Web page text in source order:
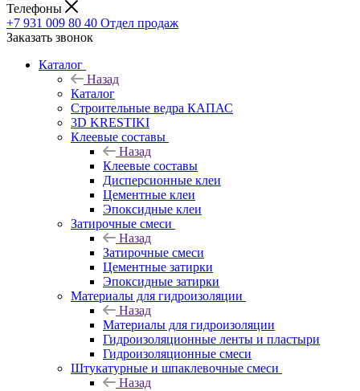
Телефоны
+7 931 009 80 40 Отдел продаж
Заказать звонок
Каталог
Назад
Каталог
Строительные ведра КАПАС
3D KRESTIKI
Клеевые составы
Назад
Клеевые составы
Дисперсионные клеи
Цементные клеи
Эпоксидные клеи
Затирочные смеси
Назад
Затирочные смеси
Цементные затирки
Эпоксидные затирки
Материалы для гидроизоляции
Назад
Материалы для гидроизоляции
Гидроизоляционные ленты и пластыри
Гидроизоляционные смеси
Штукатурные и шпаклевочные смеси
Назад